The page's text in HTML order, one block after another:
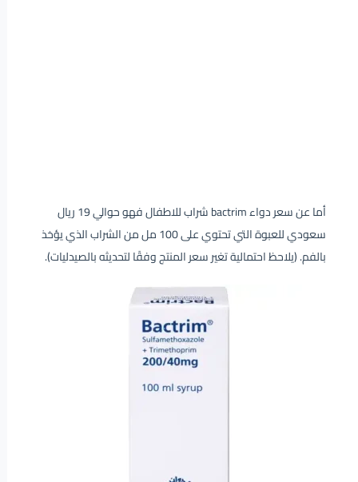
أما عن سعر دواء bactrim شراب للاطفال فهو حوالي 19 ريال
سعودي للعبوة التي تحتوي على 100 مل من الشراب الذي يؤخذ
بالفم. (يلاحظ احتمالية تغير سعر المنتج وفقًا لتحديثه بالصيدليات).